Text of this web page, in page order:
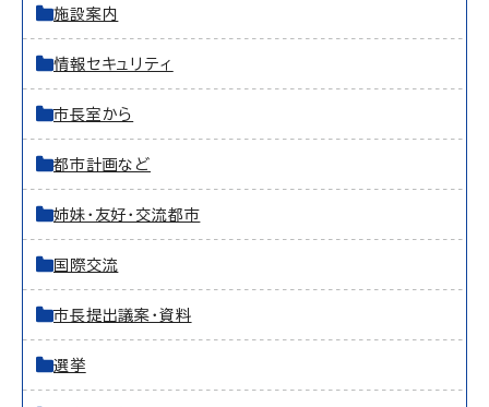
施設案内
情報セキュリティ
市長室から
都市計画など
姉妹・友好・交流都市
国際交流
市長提出議案・資料
選挙